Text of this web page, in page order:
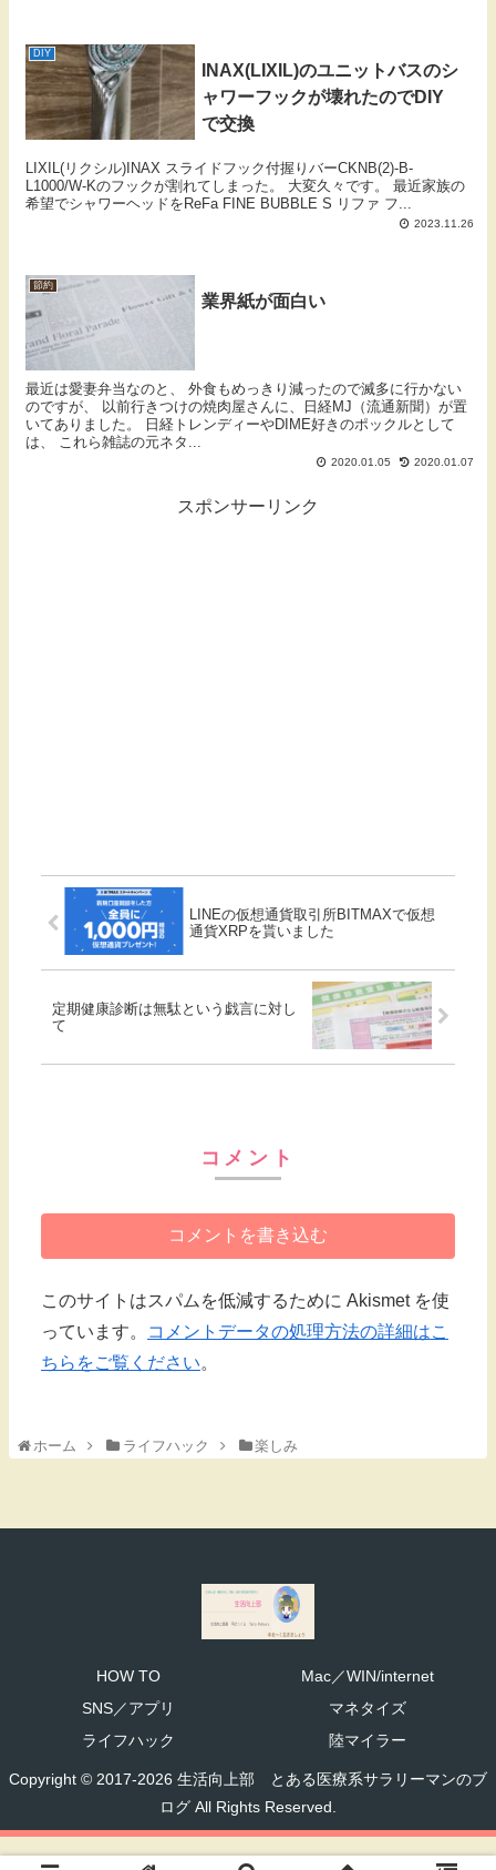
DIY
INAX(LIXIL)のユニットバスのシ
ャワーフックが壊れたのでDIY
で交換
LIXIL(リクシル)INAX スライドフック付握りバーCKNB(2)-B-
L1000/W-Kのフックが割れてしまった。 大変久々です。 最近家族の
希望でシャワーヘッドをReFa FINE BUBBLE S リファ フ...
2023.11.26
節約
業界紙が面白い
最近は愛妻弁当なのと、 外食もめっきり減ったので滅多に行かない
のですが、 以前行きつけの焼肉屋さんに、日経MJ（流通新聞）が置
いてありました。 日経トレンディーやDIME好きのポックルとして
は、 これら雑誌の元ネタ...
2020.01.05 2020.01.07
スポンサーリンク
LINEの仮想通貨取引所BITMAXで仮想
通貨XRPを貰いました
定期健康診断は無駄という戯言に対し
て
コメント
コメントを書き込む
このサイトはスパムを低減するために Akismet を使
っています。
コメントデータの処理方法の詳細はこ
ちらをご覧ください。
ホーム ライフハック 楽しみ
HOW TO
Mac／WIN/internet
SNS／アプリ
マネタイズ
ライフハック
陸マイラー
Copyright © 2017-2026 生活向上部 とある医療系サラリーマンのブ
ログ All Rights Reserved.